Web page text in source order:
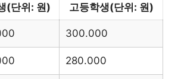
(단위: 원) 고등학생(단위: 원)
300.000
280.000